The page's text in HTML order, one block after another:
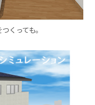
くっても。